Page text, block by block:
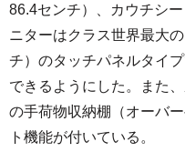
86.4センチ）、カウチシ
ニターはクラス世界最大
チ）のタッチパネルタイ
できるようにした。また
の手荷物収納棚（オーバ
ト機能が付いている。